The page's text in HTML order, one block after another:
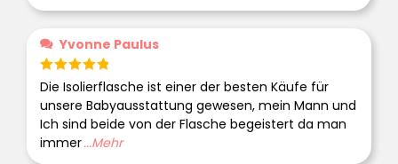
Yvonne Paulus
Bewertet
mit5 von 5
Die Isolierflasche ist einer der besten Käufe für
unsere Babyausstattung gewesen, mein Mann und
Ich sind beide von der Flasche begeistert da man
immer...Mehr